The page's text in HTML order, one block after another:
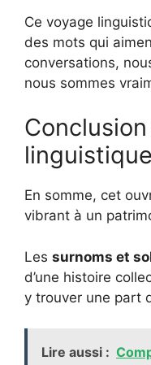
Ce voyage
des mots qui
conversations,
nous sommes
linguistique
En somme, cet
vibrant à un
Les surnoms et
d’une histoire
y trouver une part
Lire aussi :